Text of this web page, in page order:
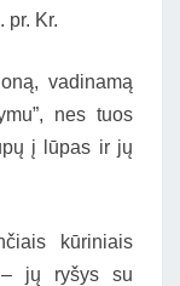
pr. Kr.
vadinamą
nes tuos
į lūpas ir jų
kūriniais
– jų ryšys su